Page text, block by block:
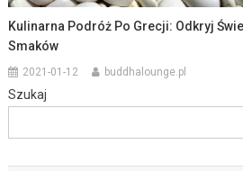
Kulinarna Podróż Po Grecji: Odkryj
Smaków
2021-01-12 buddhalounge.pl
Szukaj